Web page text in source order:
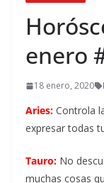
enero
18 enero, 2020
Aries: Controla
expresar todas
Tauro: No
muchas cosas